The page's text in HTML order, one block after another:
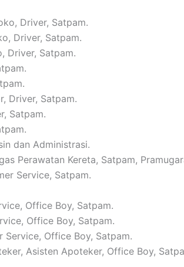
Driver, Satpam.
Driver, Satpam.
Driver, Satpam.
Driver, Satpam.
Satpam.
dan Administrasi.
Perawatan Kereta, Satpam,
Service, Satpam.
Office Boy, Satpam.
Office Boy, Satpam.
Service, Office Boy, Satpam.
Asisten Apoteker, Office Boy,